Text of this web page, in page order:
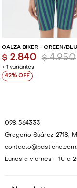
CALZA BIKER - GREEN/
+ 1 variantes
$ 2.840 $ 4.950
42
098 564333
Gregorio Suárez 2718,
Lunes a viernes - 10 a